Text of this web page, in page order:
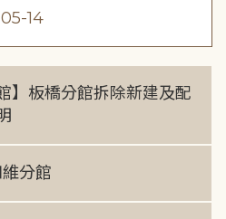
14
】板橋分館拆除新建及配
分館